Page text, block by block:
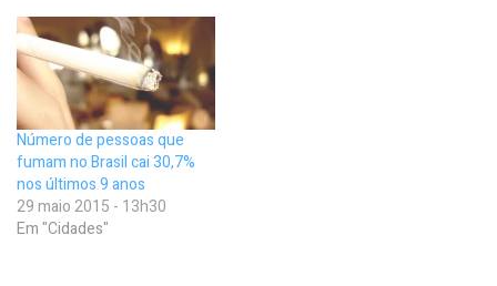
Número de pessoas que
fumam no Brasil cai 30,7%
nos últimos 9 anos
29 maio 2015 - 13h30
Em "Cidades"